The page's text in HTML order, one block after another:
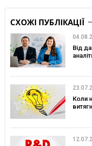
СХОЖІ ПУБЛІКАЦІЇ
Від
Коли